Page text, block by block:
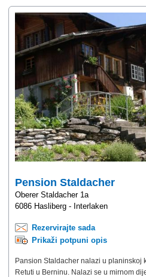
Pension Staldacher
Oberer Staldacher 1a
6086 Hasliberg - Interlaken
Rezervirajte sada
Prikaži potpuni opis
Pansion Staldacher nalazi u planinskoj
Retuti u Berninu. Nalazi se u mirnom